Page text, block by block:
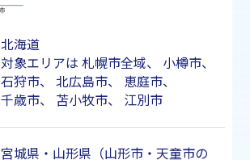
北海道
対象エリアは 札幌市全域、 小樽市、
石狩市、 北広島市、 恵庭市、
千歳市、 苫小牧市、 江別市
宮城県・山形県（山形市・天童市の